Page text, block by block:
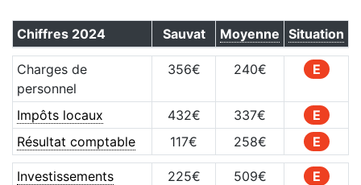
Chiffres 2024 Sauvat Moyenne Situation
Charges de
personnel
356€ 240€ E
Impôts locaux 432€ 337€
E
Résultat comptable
117€ 258€ E
Investissements 225€ 509€
E